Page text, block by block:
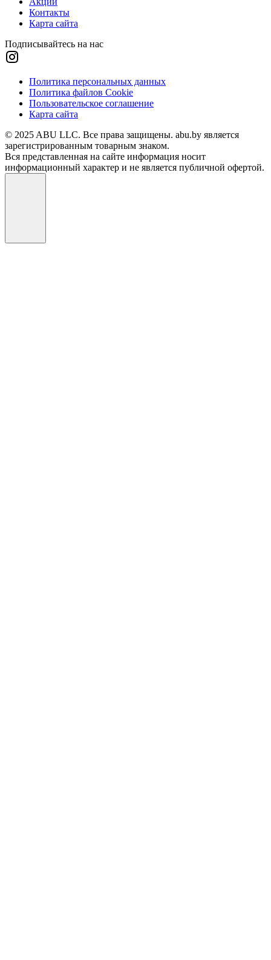
Контакты
Карта сайта
Подписывайтесь на нас
Политика персональных данных
Политика файлов Cookie
Пользовательское соглашение
Карта сайта
© 2025 ABU LLC. Все права защищены. abu.by является
зарегистрированным товарным знаком.
Вся представленная на сайте информация носит
информационный характер и не является публичной офертой.